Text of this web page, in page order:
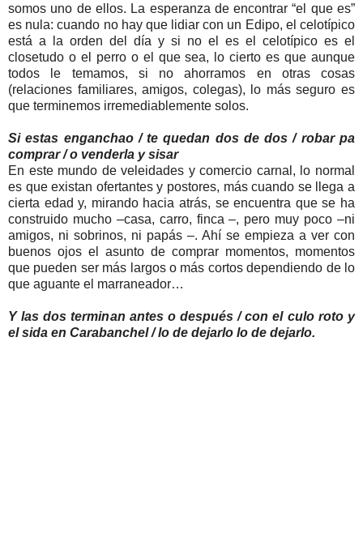
somos uno de ellos. La esperanza de encontrar “el que es”
es nula: cuando no hay que lidiar con un Edipo, el celotípico
está a la orden del día y si no el es el celotípico es el
closetudo o el perro o el que sea, lo cierto es que aunque
todos le temamos, si no ahorramos en otras cosas
(relaciones familiares, amigos, colegas), lo más seguro es
que terminemos irremediablemente solos.
Si estas enganchao / te quedan dos de dos / robar pa
comprar / o venderla y sisar
En este mundo de veleidades y comercio carnal, lo normal
es que existan ofertantes y postores, más cuando se llega a
cierta edad y, mirando hacia atrás, se encuentra que se ha
construido mucho –casa, carro, finca –, pero muy poco –ni
amigos, ni sobrinos, ni papás –. Ahí se empieza a ver con
buenos ojos el asunto de comprar momentos, momentos
que pueden ser más largos o más cortos dependiendo de lo
que aguante el marraneador…
Y las dos terminan antes o después / con el culo roto y
el sida en Carabanchel / lo de dejarlo lo de dejarlo.